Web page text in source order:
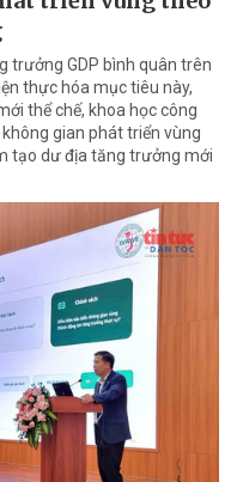
trưởng GDP bình quân trên
thực hóa mục tiêu này,
thể chế, khoa học công
gian phát triển vùng
tạo dư địa tăng trưởng mới